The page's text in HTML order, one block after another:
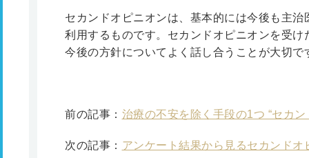
セカンドオピニオンは、基本的には今後も主
利用するものです。セカンドオピニオンを受
今後の方針についてよく話し合うことが大切で
前の記事： 治療の不安を除く手段の1つ “セカ
次の記事： アンケート結果から見るセカンドオ